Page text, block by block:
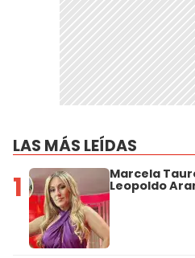
LAS MÁS LEÍDAS
1 Marcela
Leopoldo